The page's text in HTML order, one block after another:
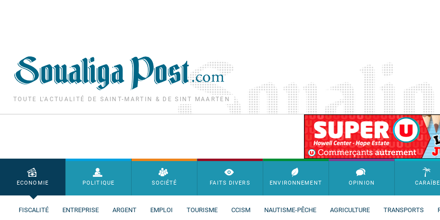
TOUTE L'ACTUALITÉ DE SAINT-MARTIN & DE SINT MAARTEN
SimpleAds Block Bannière
Menu principal
ECONOMIE
FISCALITÉ ENTREPRISE ARGENT EMPLOI TOURISME CCISM NAUTISME-PÊCHE AGRICULTURE TRANSPORTS
POLITIQUE SOCIÉTÉ FAITS DIVERS ENVIRONNEMENT OPINION CARAÏBE